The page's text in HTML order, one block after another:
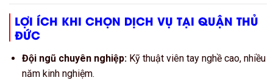
LỢI ÍCH KHI CHỌN DỊCH VỤ TẠI QUẬN THỦ
ĐỨC
Đội ngũ chuyên nghiệp:Kỹ thuật viên tay nghề cao, nhiều
năm kinh nghiệm.